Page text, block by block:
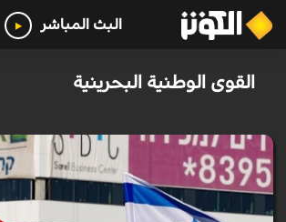
البث المباشر
القوى الوطنية البحرينية